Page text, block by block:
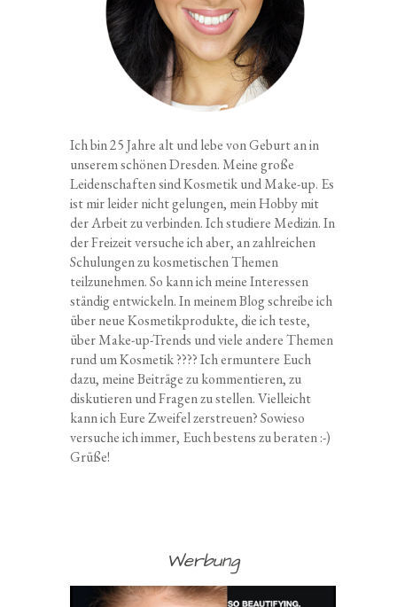
Ich bin 25 Jahre alt und lebe von Geburt an in
unserem schönen Dresden. Meine große
Leidenschaften sind Kosmetik und Make-up. Es
ist mir leider nicht gelungen, mein Hobby mit
der Arbeit zu verbinden. Ich studiere Medizin. In
der Freizeit versuche ich aber, an zahlreichen
Schulungen zu kosmetischen Themen
teilzunehmen. So kann ich meine Interessen
ständig entwickeln. In meinem Blog schreibe ich
über neue Kosmetikprodukte, die ich teste,
über Make-up-Trends und viele andere Themen
rund um Kosmetik ???? Ich ermuntere Euch
dazu, meine Beiträge zu kommentieren, zu
diskutieren und Fragen zu stellen. Vielleicht
kann ich Eure Zweifel zerstreuen? Sowieso
versuche ich immer, Euch bestens zu beraten :-)
Grüße!
Werbung